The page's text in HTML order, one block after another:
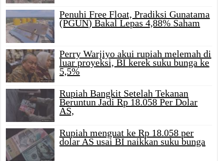
Penuhi Free Float, Pradiksi Gunatama
(PGUN) Bakal Lepas 4,88% Saham
Perry Warjiyo akui rupiah melemah di
luar proyeksi, BI kerek suku bunga ke
5,5%
Rupiah Bangkit Setelah Tekanan
Beruntun Jadi Rp 18.058 Per Dolar
AS,
Rupiah menguat ke Rp 18.058 per
dolar AS usai BI naikkan suku bunga